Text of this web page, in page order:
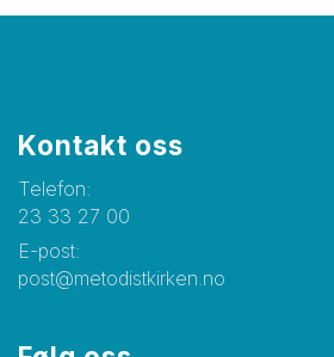
Kontakt oss
Telefon:
23 33 27 00
E-post:
post@metodistkirken.no